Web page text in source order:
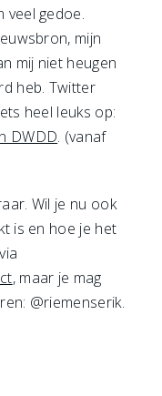
veel gedoe.
mijn
mij niet heugen
heb. Twitter
heel leuks op:
DWDD. (vanaf
Wil je nu ook
is en hoe je het
, maar je mag
@riemenserik.